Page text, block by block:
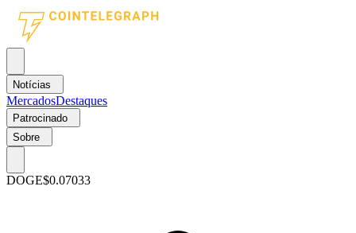
Notícias
MercadosDestaques
Patrocinado
Sobre
DOGE$0.07033